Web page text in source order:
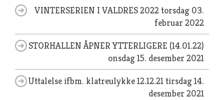
VINTERSERIEN I VALDRES 2022torsdag 03.
februar 2022
STORHALLEN ÅPNER YTTERLIGERE (14.01.22)
onsdag 15. desember 2021
Uttalelse ifbm. klatreulykke 12.12.21tirsdag 14.
desember 2021